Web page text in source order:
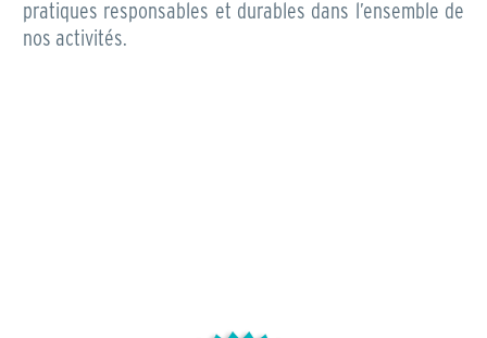
pratiques responsables et durables dans l’ensemble de
nos activités.